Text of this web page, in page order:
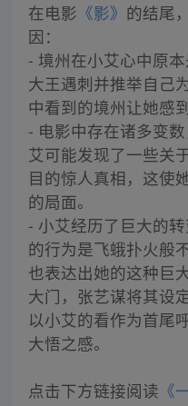
在电影 《影》 的结尾
因：
- 境州在小艾心中原
大王遇刺并推举自己
中看到的境州让她感
- 电影中存在诸多变
艾可能发现了一些关
目的惊人真相，这使
的局面。
- 小艾经历了巨大的
的行为是飞蛾扑火般
也表达出她的这种巨
大门，张艺谋将其设
以小艾的看作为首尾
大悟之感。
点击下方链接阅读 《